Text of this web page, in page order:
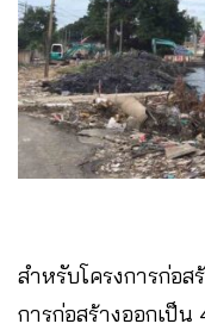
สำหรับโครงการก่อส
การก่อสร้างออกเป็น